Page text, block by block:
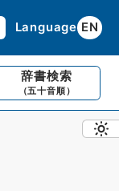
Language EN
辞書検索
（五十音順）